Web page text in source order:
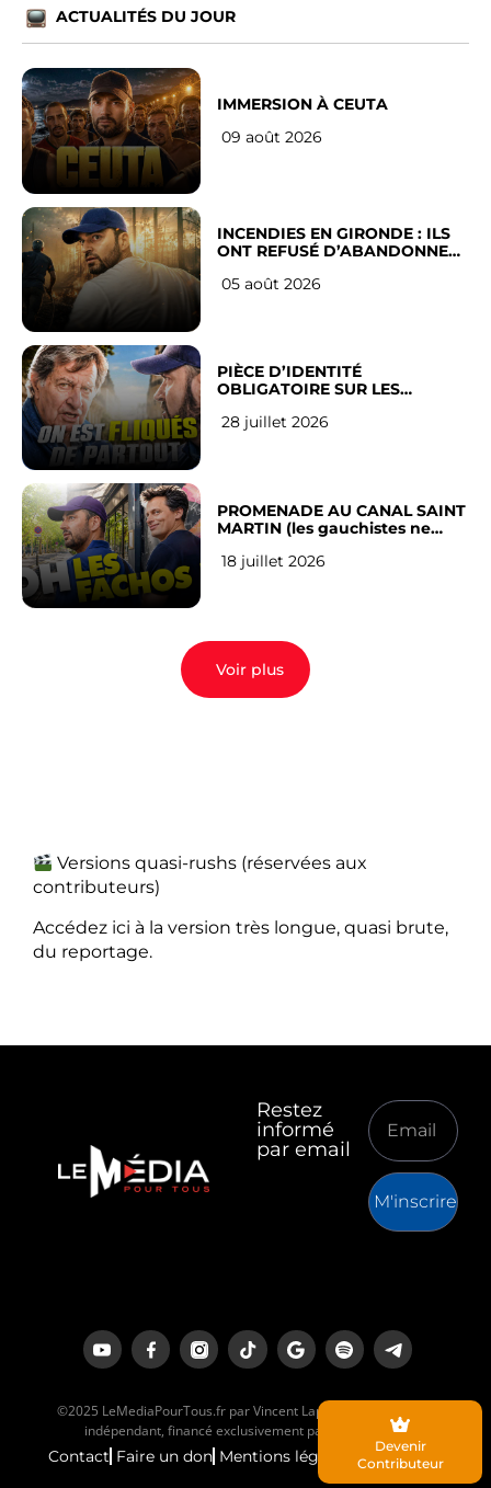
ACTUALITÉS DU JOUR
IMMERSION À CEUTA
09 août 2026
INCENDIES EN GIRONDE : ILS
ONT REFUSÉ D’ABANDONNER
05 août 2026
PIÈCE D’IDENTITÉ
OBLIGATOIRE SUR LES
Français
28 juillet 2026
PROMENADE AU CANAL SAINT
MARTIN (les gauchistes ne
18 juillet 2026
Voir plus
Versions quasi-rushs (réservées aux
contributeurs)
Accédez ici à la version très longue, quasi brute,
du reportage.
Restez
informé
par email
M'inscrire
©2025 LeMediaPourTous.fr par Vincent Lapierre est un média
indépendant, financé exclusivement par ses lecteurs.
Contact Faire un don Mentions légales
Devenir
Contributeur